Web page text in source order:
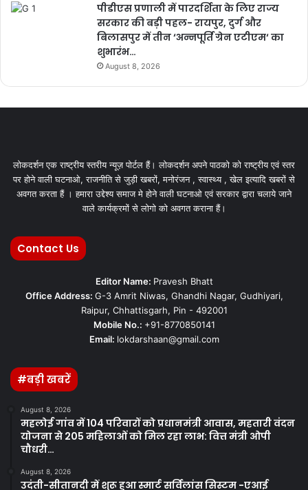
पीडीएस प्रणाली में पारदर्शिता के लिए राज्य
सरकार की बड़ी पहल- रायपुर, दुर्ग और
बिलासपुर में तीन ‘अन्नपूर्ति ग्रेन एटीएम‘ का
शुभारंभ…
August 8, 2026
लोकदर्शन एक राष्ट्रीय स्तरीय न्यूज़ पोर्टल हैं। लोकदर्शन अपने पाठको को राष्ट्रीय एवं स्तर
पर होने वाली घटनाओ, राजनीति से जुड़ी खबरों, मनोरंजन , स्वास्थ्य , खेल इत्यादि खबरों से
अवगत करता हैं । हमारा उद्देश्य समाज मे होने वाली घटनाओ एवं सरकार द्वारा चलाये जाने
वाले कार्यक्रमों से लोगो को अवगत कराना हैं।
Contact Us
Editor Name: Pravesh Bhatt
Office Address: G-3 Amrit Niwas, Ghandhi Nagar, Gudhiyari,
Raipur, Chhattisgarh, Pin - 492001
Mobile No.: +91-8770850141
Email: lokdarshaan@gmail.com
#बड़ी खबरें
August 8, 2026
महलोई गांव में 104 परिवारों को प्रधानमंत्री आवास, महतारी वंदन
योजना से 205 महिलाओं को मिल रहा लाभ: वित्त मंत्री ओपी
चौधरी…
August 8, 2026
उदंती-सीतानदी में शुरू हुआ स्मार्ट सर्विलांस सिस्टम -एआई